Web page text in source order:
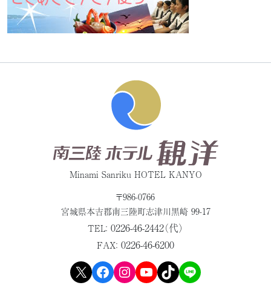
Minami Sanriku HOTEL KANYO
〒986-0766
宮城県本吉郡南三陸町志津川黒崎 99-17
TEL： 0226-46-2442（代）
FAX： 0226-46-6200
X Facebook Instagram YouTube TikTok LINE